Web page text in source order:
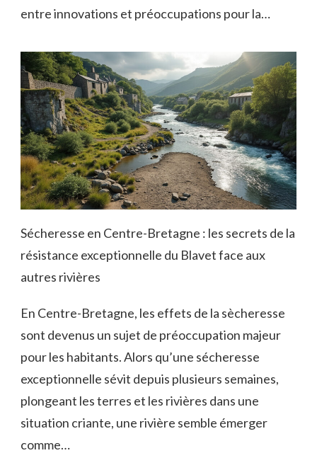
entre innovations et préoccupations pour la…
Sécheresse en Centre-Bretagne : les secrets de la
résistance exceptionnelle du Blavet face aux
autres rivières
En Centre-Bretagne, les effets de la sècheresse
sont devenus un sujet de préoccupation majeur
pour les habitants. Alors qu’une sécheresse
exceptionnelle sévit depuis plusieurs semaines,
plongeant les terres et les rivières dans une
situation criante, une rivière semble émerger
comme…